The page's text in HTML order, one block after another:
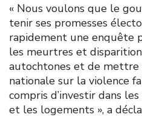
« Nous voulons que le
tenir ses promesses
rapidement une enquête
les meurtres et
autochtones et de
nationale sur la violence
compris d’investir dans
et les logements », a